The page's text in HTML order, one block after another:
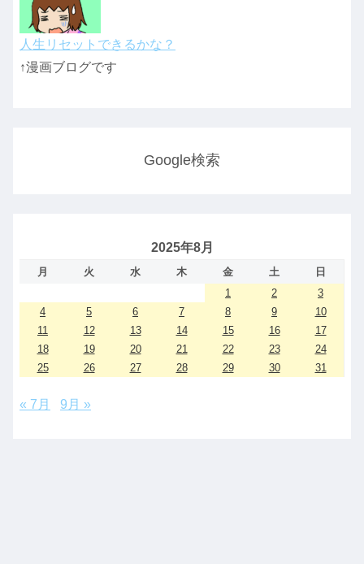
人生リセットできるかな？
↑漫画ブログです
Google検索
2025年8月
月 火 水 木 金 土
日
1
2
3
4
5 6 7 8 9
10
11
12 13 14 15 16
17
18
19 20 21 22 23
24
25
26 27 28 29 30 31
« 7月 9月 »